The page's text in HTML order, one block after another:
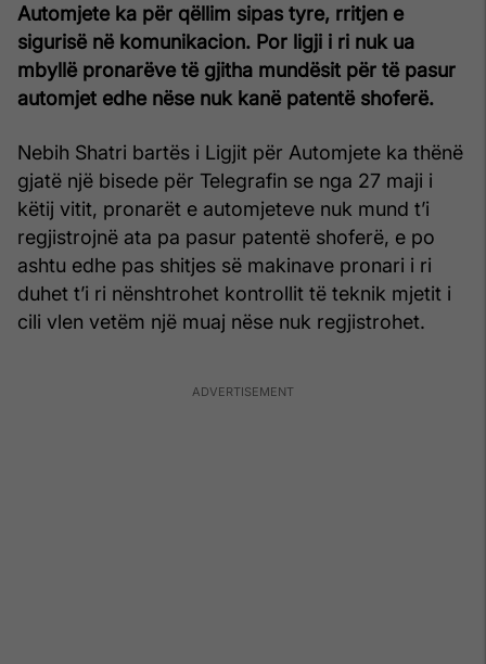
Automjete ka për qëllim sipas tyre, rritjen e
sigurisë në komunikacion. Por ligji i ri nuk ua
mbyllë pronarëve të gjitha mundësit për të pasur
automjet edhe nëse nuk kanë patentë shoferë.
Nebih Shatri bartës i Ligjit për Automjete ka thënë
gjatë një bisede për Telegrafin se nga 27 maji i
këtij vitit, pronarët e automjeteve nuk mund t’i
regjistrojnë ata pa pasur patentë shoferë, e po
ashtu edhe pas shitjes së makinave pronari i ri
duhet t’i ri nënshtrohet kontrollit të teknik mjetit i
cili vlen vetëm një muaj nëse nuk regjistrohet.